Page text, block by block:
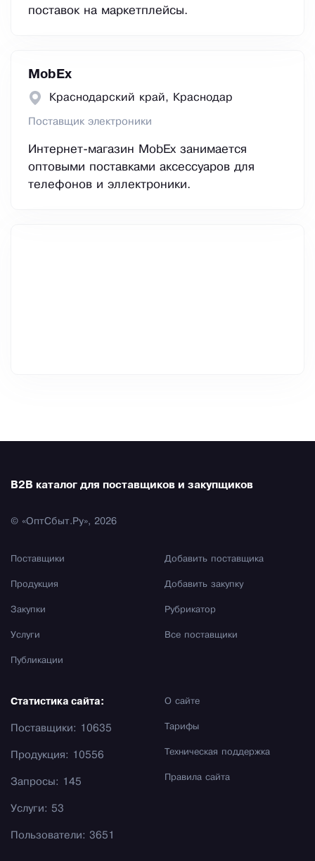
поставок на маркетплейсы.
MobEx
Краснодарский край, Краснодар
Поставщик электроники
Интернет-магазин MobEx занимается
оптовыми поставками аксессуаров для
телефонов и эллектроники.
B2B каталог для поставщиков и закупщиков
© «ОптСбыт.Ру», 2026
Поставщики
Продукция
Закупки
Услуги
Публикации
Добавить поставщика
Добавить закупку
Рубрикатор
Все поставщики
О сайте
Тарифы
Техническая поддержка
Правила сайта
Статистика сайта:
Поставщики: 10635
Продукция: 10556
Запросы: 145
Услуги: 53
Пользователи: 3651